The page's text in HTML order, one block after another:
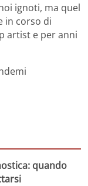
ignoti, ma quel
in corso di
artist e per anni
quando